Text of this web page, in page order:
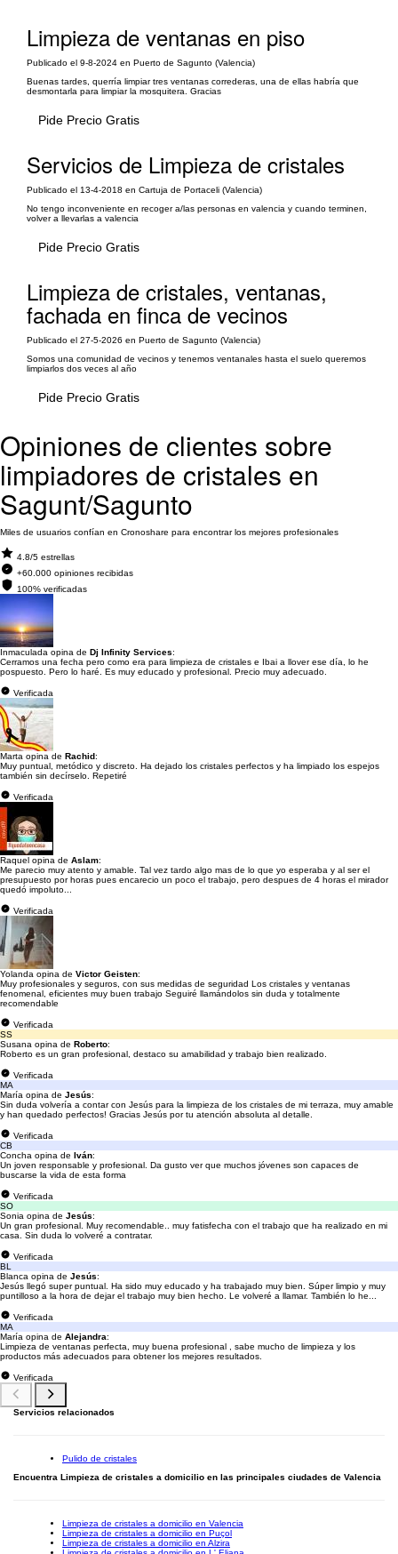
Limpieza de ventanas en piso
Publicado el 9-8-2024 en Puerto de Sagunto (Valencia)
Buenas tardes, querría limpiar tres ventanas correderas, una de ellas habría que
desmontarla para limpiar la mosquitera. Gracias
Pide Precio Gratis
Servicios de Limpieza de cristales
Publicado el 13-4-2018 en Cartuja de Portaceli (Valencia)
No tengo inconveniente en recoger a/las personas en valencia y cuando terminen,
volver a llevarlas a valencia
Pide Precio Gratis
Limpieza de cristales, ventanas,
fachada en finca de vecinos
Publicado el 27-5-2026 en Puerto de Sagunto (Valencia)
Somos una comunidad de vecinos y tenemos ventanales hasta el suelo queremos
limpiarlos dos veces al año
Pide Precio Gratis
Opiniones de clientes sobre
limpiadores de cristales en
Sagunt/Sagunto
Miles de usuarios confían en Cronoshare para encontrar los mejores profesionales
4.8/5 estrellas
+60.000 opiniones recibidas
100% verificadas
Inmaculada opina de Dj Infinity Services:
Cerramos una fecha pero como era para limpieza de cristales e Ibai a llover ese día, lo he
pospuesto. Pero lo haré. Es muy educado y profesional. Precio muy adecuado.
Verificada
Marta opina de Rachid:
Muy puntual, metódico y discreto. Ha dejado los cristales perfectos y ha limpiado los espejos
también sin decírselo. Repetiré
Verificada
Raquel opina de Aslam:
Me parecio muy atento y amable. Tal vez tardo algo mas de lo que yo esperaba y al ser el
presupuesto por horas pues encarecio un poco el trabajo, pero despues de 4 horas el mirador
quedó impoluto...
Verificada
Yolanda opina de Victor Geisten:
Muy profesionales y seguros, con sus medidas de seguridad Los cristales y ventanas
fenomenal, eficientes muy buen trabajo Seguiré llamándolos sin duda y totalmente
recomendable
Verificada
SS
Susana opina de Roberto:
Roberto es un gran profesional, destaco su amabilidad y trabajo bien realizado.
Verificada
MA
María opina de Jesús:
Sin duda volvería a contar con Jesús para la limpieza de los cristales de mi terraza, muy amable
y han quedado perfectos! Gracias Jesús por tu atención absoluta al detalle.
Verificada
CB
Concha opina de Iván:
Un joven responsable y profesional. Da gusto ver que muchos jóvenes son capaces de
buscarse la vida de esta forma
Verificada
SO
Sonia opina de Jesús:
Un gran profesional. Muy recomendable.. muy fatisfecha con el trabajo que ha realizado en mi
casa. Sin duda lo volveré a contratar.
Verificada
BL
Blanca opina de Jesús:
Jesús llegó super puntual. Ha sido muy educado y ha trabajado muy bien. Súper limpio y muy
puntilloso a la hora de dejar el trabajo muy bien hecho. Le volveré a llamar. También lo he...
Verificada
MA
María opina de Alejandra:
Limpieza de ventanas perfecta, muy buena profesional , sabe mucho de limpieza y los
productos más adecuados para obtener los mejores resultados.
Verificada
Servicios relacionados
Pulido de cristales
Encuentra Limpieza de cristales a domicilio en las principales ciudades de Valencia
Limpieza de cristales a domicilio en Valencia
Limpieza de cristales a domicilio en Puçol
Limpieza de cristales a domicilio en Alzira